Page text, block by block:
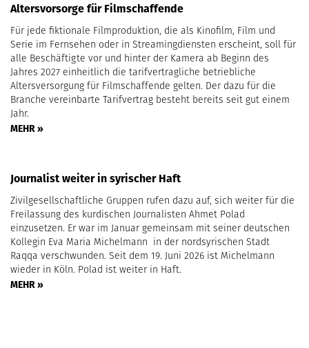
Altersvorsorge für Filmschaffende
Für jede fiktionale Filmproduktion, die als Kinofilm, Film und
Serie im Fernsehen oder in Streamingdiensten erscheint, soll für
alle Beschäftigte vor und hinter der Kamera ab Beginn des
Jahres 2027 einheitlich die tarifvertragliche betriebliche
Altersversorgung für Filmschaffende gelten. Der dazu für die
Branche vereinbarte Tarifvertrag besteht bereits seit gut einem
Jahr.
MEHR »
Journalist weiter in syrischer Haft
Zivilgesellschaftliche Gruppen rufen dazu auf, sich weiter für die
Freilassung des kurdischen Journalisten Ahmet Polad
einzusetzen. Er war im Januar gemeinsam mit seiner deutschen
Kollegin Eva Maria Michelmann in der nordsyrischen Stadt
Raqqa verschwunden. Seit dem 19. Juni 2026 ist Michelmann
wieder in Köln. Polad ist weiter in Haft.
MEHR »